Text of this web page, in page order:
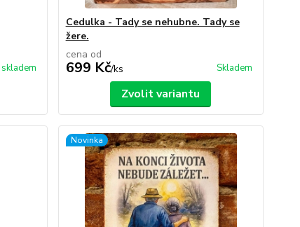
skladem
Cedulka - Tady se nehubne. Tady se
žere.
cena od
699 Kč/ks Skladem
Zvolit variantu
Novinka